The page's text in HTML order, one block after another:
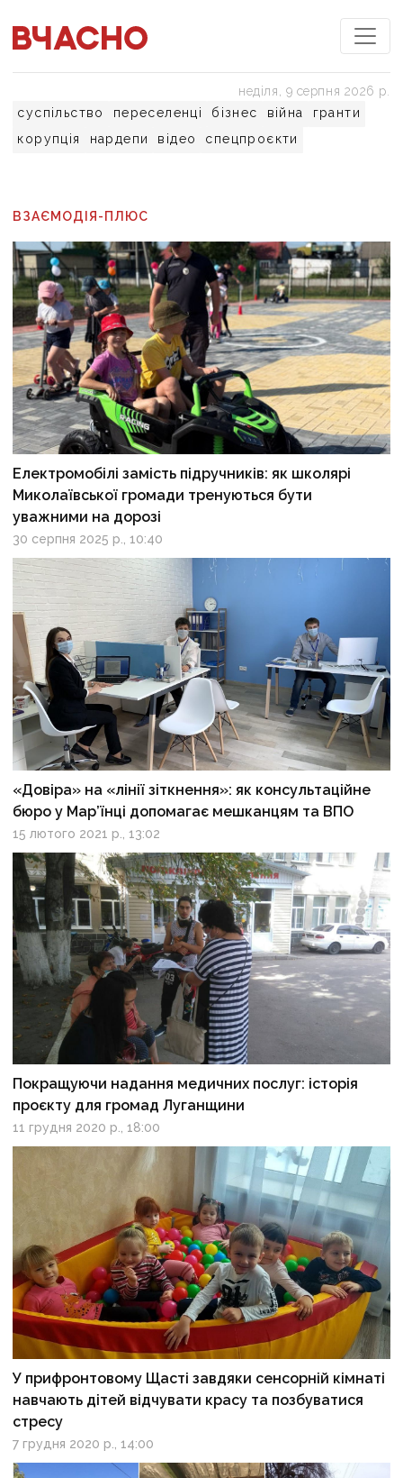
суспільство переселенці бізнес війна
гранти
корупція
нардепи відео спецпроєкти
неділя, 9 серпня 2026 р.
ВЗАЄМОДІЯ-ПЛЮС
Електромобілі замість підручників: як школярі
Миколаївської громади тренуються бути
уважними на дорозі
30 серпня 2025 р., 10:40
«Довіра» на «лінії зіткнення»: як консультаційне
бюро у Мар’їнці допомагає мешканцям та ВПО
15 лютого 2021 р., 13:02
Покращуючи надання медичних послуг: історія
проєкту для громад Луганщини
11 грудня 2020 р., 18:00
У прифронтовому Щасті завдяки сенсорній кімнаті
навчають дітей відчувати красу та позбуватися
стресу
7 грудня 2020 р., 14:00